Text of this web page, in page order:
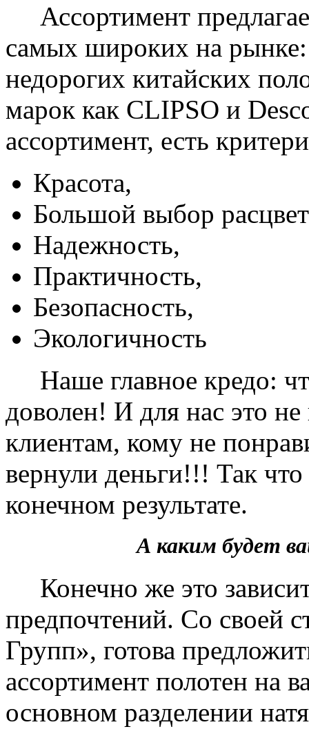
Ассортимент
самых широких на
недорогих китайских
марок как CLIPSO и
ассортимент, есть
Красота,
Большой выбор
Надежность,
Практичность,
Безопасность,
Экологичность
Наше главное кредо:
доволен! И для нас это
клиентам, кому не
вернули деньги!!! Так
конечном результате.
А каким будет
Конечно же это
предпочтений. Со своей
Групп», готова
ассортимент полотен на
основном разделении